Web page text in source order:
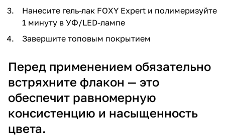
Нанесите гель-лак FOXY Expert и полимеризуйте
1 минуту в УФ/LED-лампе
Завершите топовым покрытием
Перед применением обязательно
встряхните флакон — это
обеспечит равномерную
консистенцию и насыщенность
цвета.